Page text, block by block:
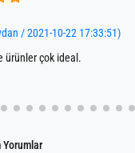
/ 2021-10-22 17:33:51)
ürünler çok ideal.
Yorumlar